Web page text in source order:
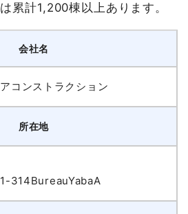
累計1,200棟以上あります。
会社名
コンストラクション
所在地
314BureauYabaA